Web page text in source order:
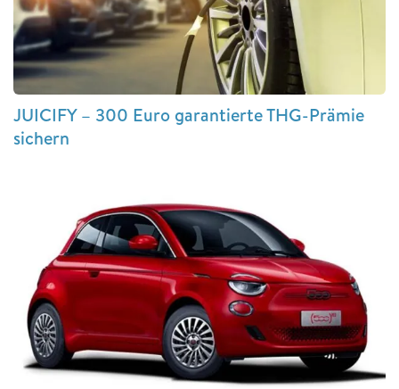
JUICIFY – 300 Euro garantierte THG-Prämie
sichern